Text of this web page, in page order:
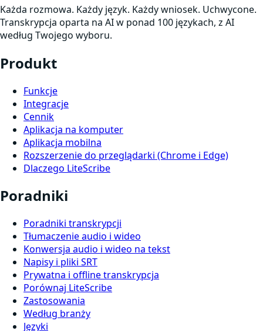
Każda rozmowa. Każdy język. Każdy wniosek. Uchwycone.
Transkrypcja oparta na AI w ponad 100 językach, z AI
według Twojego wyboru.
Produkt
Funkcje
Integracje
Cennik
Aplikacja na komputer
Aplikacja mobilna
Rozszerzenie do przeglądarki (Chrome i Edge)
Dlaczego LiteScribe
Poradniki
Poradniki transkrypcji
Tłumaczenie audio i wideo
Konwersja audio i wideo na tekst
Napisy i pliki SRT
Prywatna i offline transkrypcja
Porównaj LiteScribe
Zastosowania
Według branży
Języki